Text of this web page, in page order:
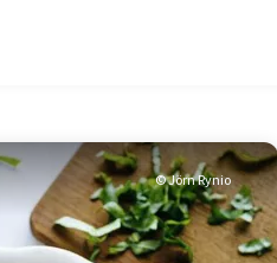
© Jörn Rynio